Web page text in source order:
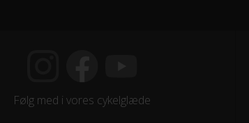
Følg med i vores cykelglæde